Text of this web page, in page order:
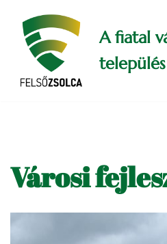
Skip
content
A fiatal
település
Városi